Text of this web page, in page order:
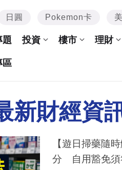
日圓 Pokemon卡
題 投資 樓市 理財
區
新財經資
【遊日掃藥隨
分 自用豁免